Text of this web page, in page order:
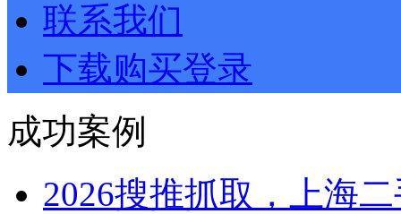
联系我们
下载购买登录
成功案例
2026搜推抓取，上海